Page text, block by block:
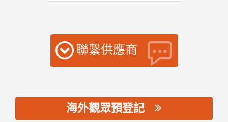
聯繫供應商
海外觀眾預登記